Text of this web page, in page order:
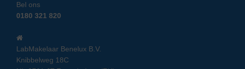
Bel ons
0180 321 820
LabMakelaar Benelux B.V.
Knibbelweg 18C